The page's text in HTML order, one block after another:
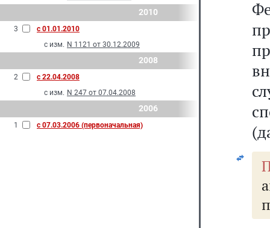
2010
3
с 01.01.2010
с изм. N 1121 от 30.12.2009
2008
2
с 22.04.2008
с изм. N 247 от 07.04.2008
2006
1 с 07.03.2006 (первоначальная)